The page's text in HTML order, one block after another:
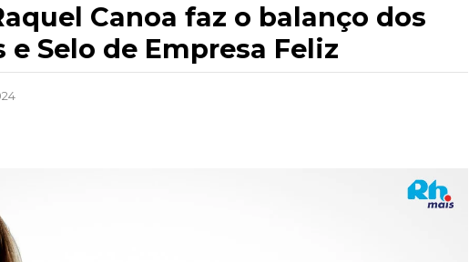
Canoa faz o balanço dos
Selo de Empresa Feliz